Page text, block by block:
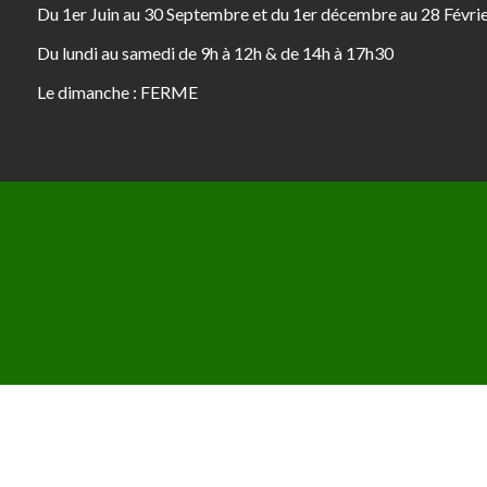
Du 1er Juin au 30 Septembre et du 1er décembre au 28
Du lundi au samedi de 9h à 12h & de 14h à 17h30
Le dimanche : FERME